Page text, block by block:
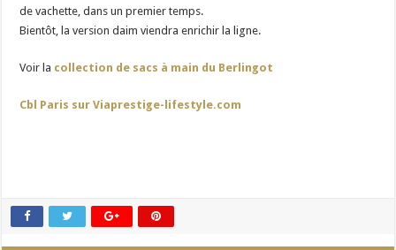
de vachette, dans un premier temps.
Bientôt, la version daim viendra enrichir la ligne.
Voir la collection de sacs à main du Berlingot
Cbl Paris sur Viaprestige-lifestyle.com